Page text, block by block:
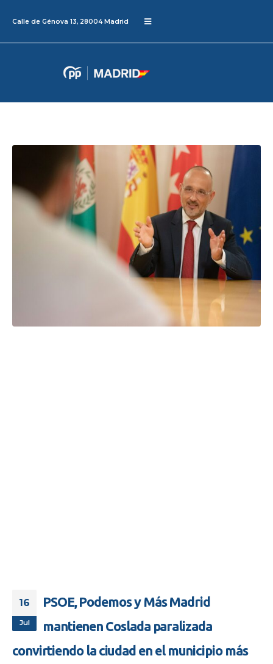
Calle de Génova 13, 28004 Madrid
16
Jul
PSOE, Podemos y Más Madrid
mantienen Coslada paralizada
convirtiendo la ciudad en el municipio más